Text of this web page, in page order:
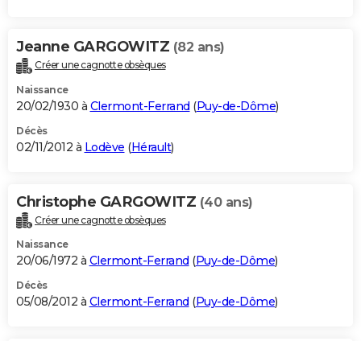
Jeanne GARGOWITZ (82 ans)
Créer une cagnotte obsèques
Naissance
20/02/1930 à Clermont-Ferrand (Puy-de-Dôme)
Décès
02/11/2012 à Lodève (Hérault)
Christophe GARGOWITZ (40 ans)
Créer une cagnotte obsèques
Naissance
20/06/1972 à Clermont-Ferrand (Puy-de-Dôme)
Décès
05/08/2012 à Clermont-Ferrand (Puy-de-Dôme)